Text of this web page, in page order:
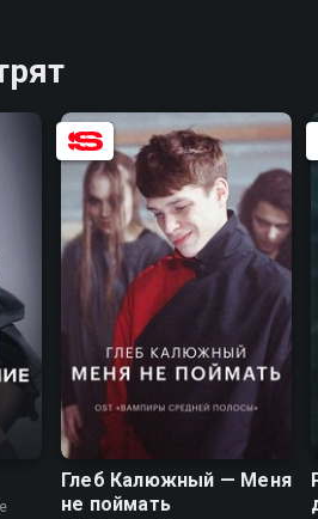
Глеб Калюжный — Меня
не поймать